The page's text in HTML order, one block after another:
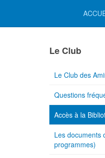
Le Club
Le Club des
Questions
Accès à la
Les documents
programmes)